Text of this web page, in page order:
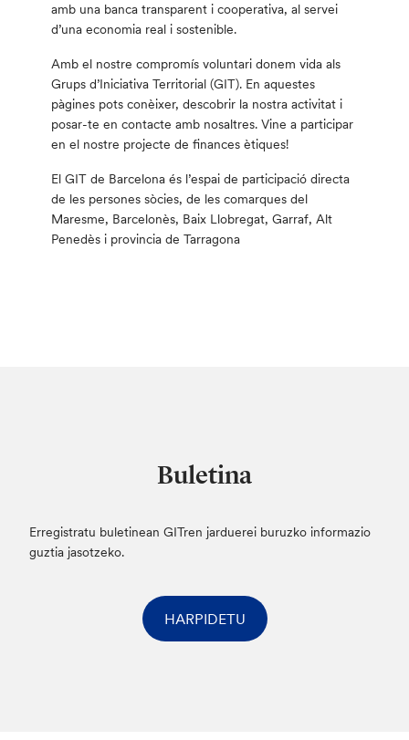
amb una banca transparent i cooperativa, al servei
d’una economia real i sostenible.
Amb el nostre compromís voluntari donem vida als
Grups d’Iniciativa Territorial (GIT). En aquestes
pàgines pots conèixer, descobrir la nostra activitat i
posar-te en contacte amb nosaltres. Vine a participar
en el nostre projecte de finances ètiques!
El GIT de Barcelona és l’espai de participació directa
de les persones sòcies, de les comarques del
Maresme, Barcelonès, Baix Llobregat, Garraf, Alt
Penedès i provincia de Tarragona
Buletina
Erregistratu buletinean GITren jarduerei buruzko informazio
guztia jasotzeko.
HARPIDETU